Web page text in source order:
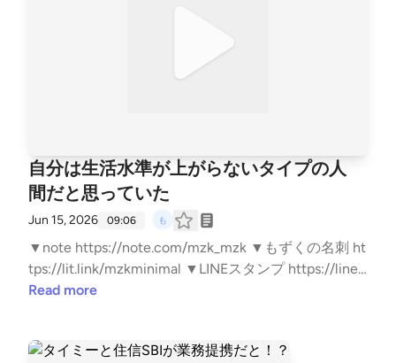
自分は生活水準が上がらないタイプの人
間だと思っていた
Jun 15, 2026 09:06
▼note https://note.com/mzk_mzk ▼もずくの名刺 ht
tps://lit.link/mzkminimal ▼LINEスタンプ https://line.
me/S/sticker/33818014/?lang=ja&utm_source=gnsh_
戦略 https://amzn.to/4mwERvV ▼自己紹介 https://n
Read more